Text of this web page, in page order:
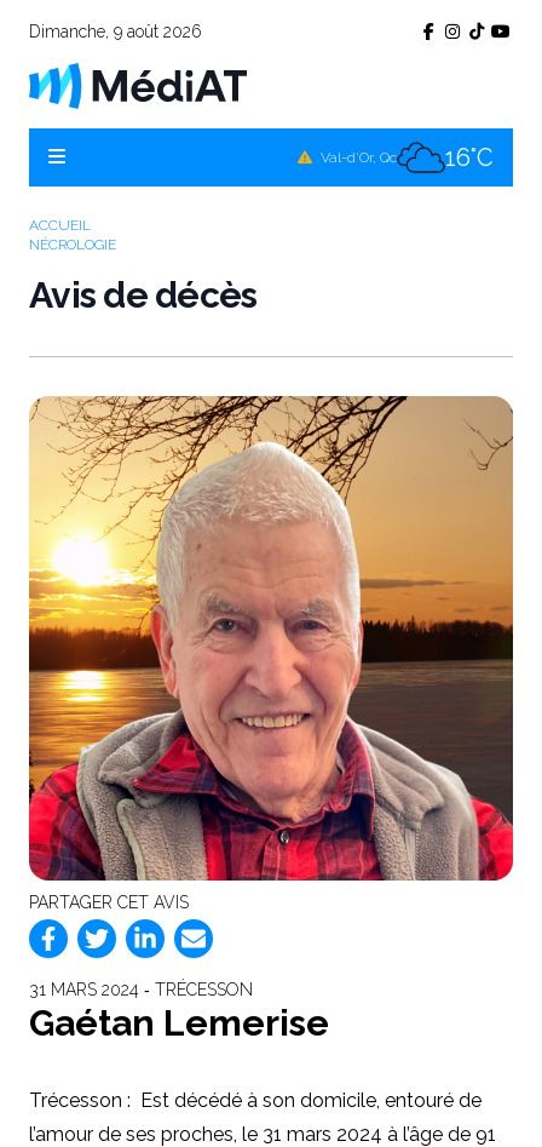
Dimanche, 9 août 2026
Val-d'Or, Qc 16°C
ACCUEIL
NÉCROLOGIE
Avis de décès
PARTAGER CET AVIS
31 MARS 2024 ‐ TRÉCESSON
Gaétan Lemerise
Trécesson : Est décédé à son domicile, entouré de
l’amour de ses proches, le 31 mars 2024 à l’âge de 91